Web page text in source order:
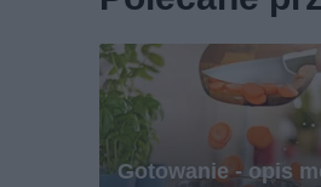
Gotowanie - opis